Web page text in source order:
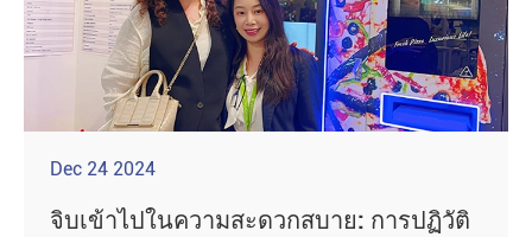
Dec 24 2024
จิบเข้าไปในความสะดวกสบาย: การปฏิวัติ